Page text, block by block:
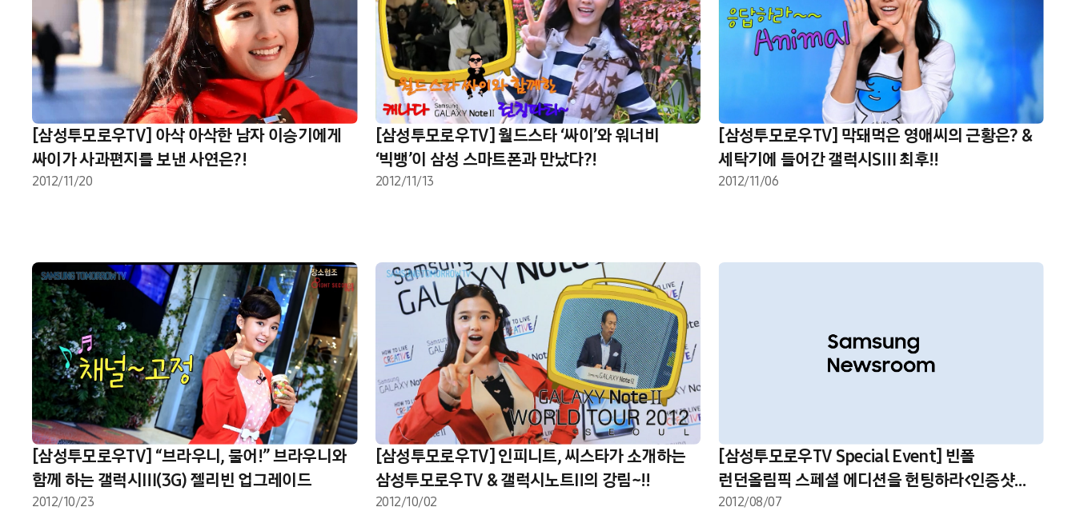
[삼성투모로우TV] 아삭 아삭한 남자 이승기에게
싸이가 사과편지를 보낸 사연은?!
2012/11/20
[삼성투모로우TV] 월드스타 ‘싸이’와 워너비
‘빅뱅’이 삼성 스마트폰과 만났다?!
2012/11/13
[삼성투모로우TV] 막돼먹은 영애씨의 근황은? &
세탁기에 들어간 갤럭시SⅢ 최후!!
2012/11/06
[삼성투모로우TV] “브라우니, 물어!” 브라우니와
함께 하는 갤럭시Ⅲ(3G) 젤리빈 업그레이드
2012/10/23
[삼성투모로우TV] 인피니트, 씨스타가 소개하는
삼성투모로우TV & 갤럭시노트Ⅱ의 강림~!!
2012/10/02
[삼성투모로우TV Special Event] 빈폴
런던올림픽 스페셜 에디션을 헌팅하라<인증샷
이벤트1>
2012/08/07